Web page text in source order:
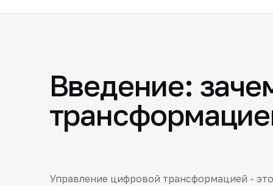
Введение:
Управление цифровой трансформацией -